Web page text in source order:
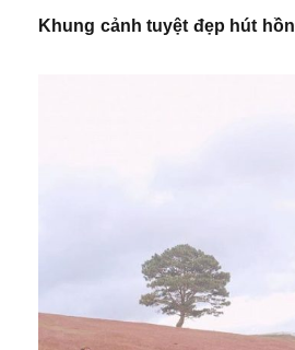
Khung cảnh tuyệt đẹp hút hồn